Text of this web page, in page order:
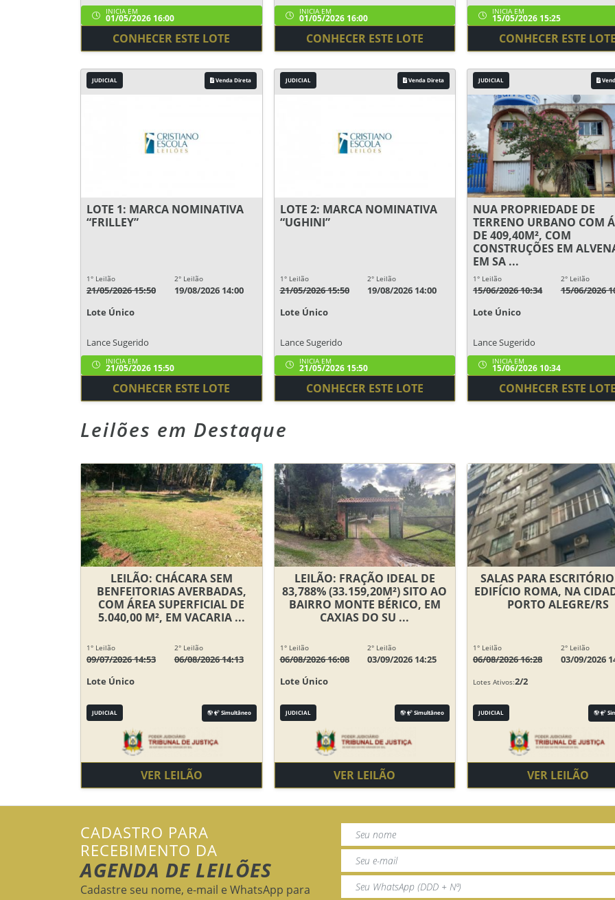
INICIA EM
01/05/2026 16:00
CONHECER ESTE LOTE
INICIA EM
01/05/2026 16:00
CONHECER ESTE LOTE
INICIA EM
15/05/2026 15:25
CONHECER ESTE LOTE
JUDICIAL Venda Direta
LOTE 1: MARCA NOMINATIVA
“FRILLEY”
1° Leilão
21/05/2026 15:50
2° Leilão
19/08/2026 14:00
Lote Único
Lance Sugerido
INICIA EM
21/05/2026 15:50
CONHECER ESTE LOTE
JUDICIAL Venda Direta
LOTE 2: MARCA NOMINATIVA
“UGHINI”
1° Leilão
21/05/2026 15:50
2° Leilão
19/08/2026 14:00
Lote Único
Lance Sugerido
INICIA EM
21/05/2026 15:50
CONHECER ESTE LOTE
JUDICIAL
NUA PROPRIEDADE DE
TERRENO URBANO COM
DE 409,40M², COM
CONSTRUÇÕES EM
EM SA ...
1° Leilão
15/06/2026 10:34
2° Leilão
15/06/2026
Lote Único
Lance Sugerido
INICIA EM
15/06/2026 10:34
CONHECER ESTE LOTE
Leilões em Destaque
LEILÃO: CHÁCARA SEM
BENFEITORIAS AVERBADAS,
COM ÁREA SUPERFICIAL DE
5.040,00 M², EM VACARIA ...
1° Leilão
09/07/2026 14:53
2° Leilão
06/08/2026 14:13
Lote Único
JUDICIAL Simultâneo
VER LEILÃO
LEILÃO: FRAÇÃO IDEAL DE
83,788% (33.159,20M²) SITO AO
BAIRRO MONTE BÉRICO, EM
CAXIAS DO SU ...
1° Leilão
06/08/2026 16:08
2° Leilão
03/09/2026 14:25
Lote Único
JUDICIAL Simultâneo
VER LEILÃO
SALAS PARA
EDIFÍCIO ROMA, NA
PORTO ALEGRE/RS
1° Leilão
06/08/2026 16:28
2° Leilão
03/09/2026
Lotes Ativos:2/2
JUDICIAL
VER LEILÃO
CADASTRO PARA
RECEBIMENTO DA
AGENDA DE LEILÕES
Cadastre seu nome, e-mail e WhatsApp para